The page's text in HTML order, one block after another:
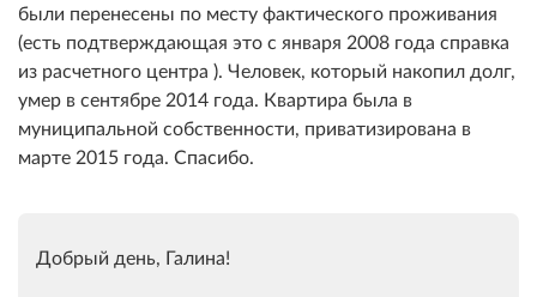
были перенесены по месту фактического проживания
(есть подтверждающая это с января 2008 года справка
из расчетного центра ). Человек, который накопил долг,
умер в сентябре 2014 года. Квартира была в
муниципальной собственности, приватизирована в
марте 2015 года. Спасибо.
Добрый день, Галина!